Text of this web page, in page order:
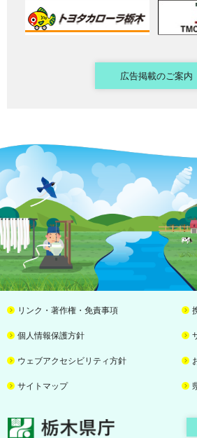
広告掲載のご案内
リンク・著作権・免責事項
個人情報保護方針
ウェブアクセシビリティ方針
サイトマップ
栃木県庁